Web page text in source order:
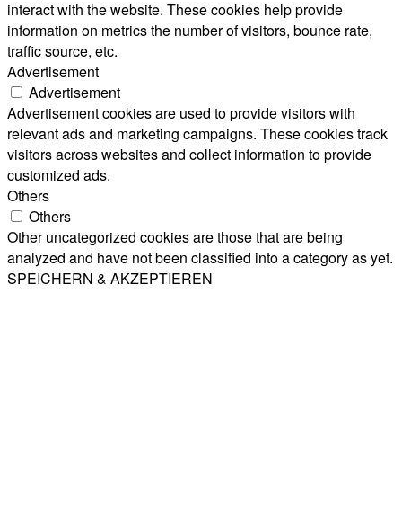
interact with the website. These cookies help provide
information on metrics the number of visitors, bounce rate,
traffic source, etc.
Advertisement
Advertisement
Advertisement cookies are used to provide visitors with
relevant ads and marketing campaigns. These cookies track
visitors across websites and collect information to provide
customized ads.
Others
Others
Other uncategorized cookies are those that are being
analyzed and have not been classified into a category as yet.
SPEICHERN & AKZEPTIEREN